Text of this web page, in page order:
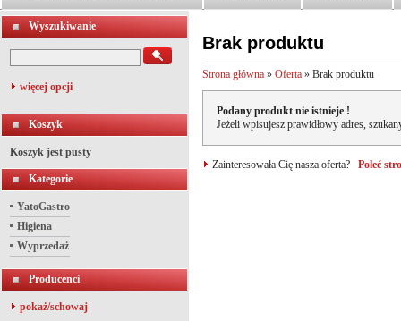
Wyszukiwanie
więcej opcji
Koszyk
Koszyk jest pusty
Kategorie
YatoGastro
Higiena
Wyprzedaż
Producenci
pokaż/schowaj
Brak produktu
Strona główna » Oferta » Brak produktu
Podany produkt nie istnieje !
Jeżeli wpisujesz prawidłowy adres,
Zainteresowała Cię nasza oferta? Poleć